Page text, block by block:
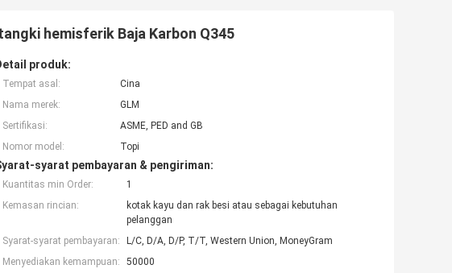
hemisferik Baja Karbon Q345
produk:
Tempat asal:
Cina
Nama merek:
GLM
Sertifikasi:
ASME, PED and GB
Nomor model:
Topi
syarat pembayaran & pengiriman:
Kuantitas min Order:
1
Kemasan rincian:
kotak kayu dan rak besi atau sebagai kebutuhan
pelanggan
Syarat-syarat pembayaran:
L/C, D/A, D/P, T/T, Western Union, MoneyGram
Menyediakan kemampuan:
50000